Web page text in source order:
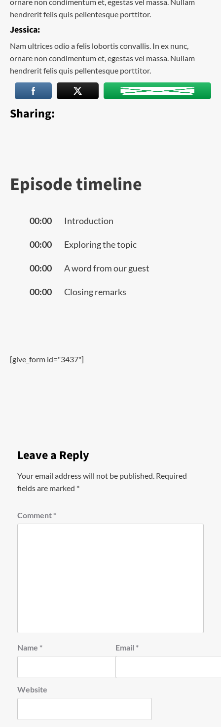
ornare non condimentum et, egestas vel massa. Nullam
hendrerit felis quis pellentesque porttitor.
Jessica:
Nam ultrices odio a felis lobortis convallis. In ex nunc,
ornare non condimentum et, egestas vel massa. Nullam
hendrerit felis quis pellentesque porttitor.
Sharing:
Episode timeline
00:00 Introduction
00:00 Exploring the topic
00:00 A word from our guest
00:00 Closing remarks
[give_form id="3437"]
Leave a Reply
Your email address will not be published. Required
fields are marked *
Comment *
Name * Email *
Website